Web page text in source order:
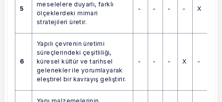
5
meselelere duyarlı, farklı
ölçeklerdeki mimari
stratejileri üretir.
- - - - X
6
Yapılı çevrenin üretimi
süreçlerindeki çeşitliliği,
küresel kültür ve tarihsel
gelenekler ile yorumlayarak
eleştirel bir kavrayış geliştirir.
- - - X -